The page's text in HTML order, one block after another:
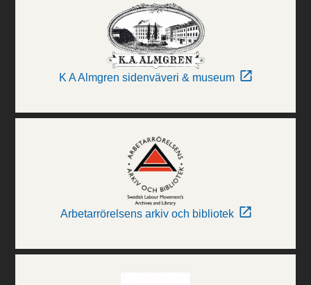
K A Almgren sidenväveri & museum
Arbetarrörelsens arkiv och bibliotek